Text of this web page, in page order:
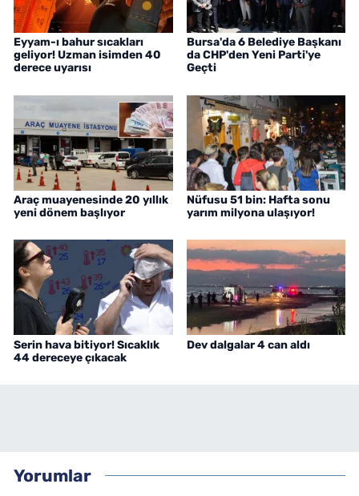
Eyyam-ı bahur sıcakları
geliyor! Uzman isimden 40
derece uyarısı
Bursa'da 6 Belediye Başkanı
da CHP'den Yeni Parti'ye
Geçti
Araç muayenesinde 20 yıllık
yeni dönem başlıyor
Nüfusu 51 bin: Hafta sonu
yarım milyona ulaşıyor!
Serin hava bitiyor! Sıcaklık
44 dereceye çıkacak
Dev dalgalar 4 can aldı
Yorumlar